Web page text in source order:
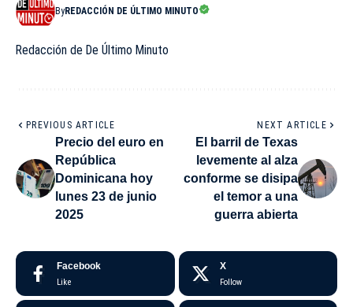
ByREDACCIÓN DE ÚLTIMO MINUTO
Redacción de De Último Minuto
PREVIOUS ARTICLE
Precio del euro en
República
Dominicana hoy
lunes 23 de junio
2025
NEXT ARTICLE
El barril de Texas
levemente al alza
conforme se disipa
el temor a una
guerra abierta
Facebook
Like
X
Follow